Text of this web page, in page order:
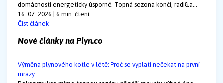
domácnosti energeticky úsporné. Topná sezona končí, radi&a...
16. 07. 2026 | 6 min. čtení
Číst článek
Nové články na Plyn.co
Výměna plynového kotle v létě: Proč se vyplatí nečekat na první
mrazy